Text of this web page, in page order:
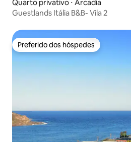
Quarto privativo ⋅ Arcadia
Guestlands Itália B&B- Vila 2
Preferido dos hóspedes
Preferido dos hóspedes